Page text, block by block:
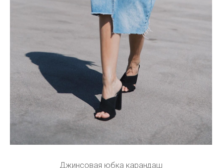
Джинсовая юбка карандаш